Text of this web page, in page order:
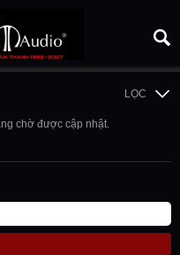
LỌC
chờ được cập nhật.